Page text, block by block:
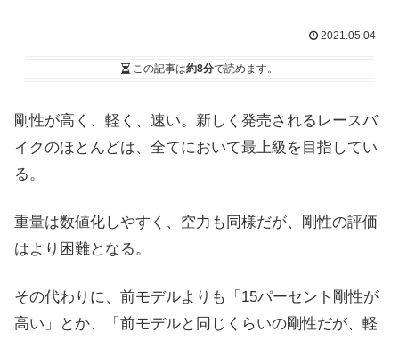
2021.05.04
この記事は約8分で読めます。
剛性が高く、軽く、速い。新しく発売されるレースバ
イクのほとんどは、全てにおいて最上級を目指してい
る。
重量は数値化しやすく、空力も同様だが、剛性の評価
はより困難となる。
その代わりに、前モデルよりも「15パーセント剛性が
高い」とか、「前モデルと同じくらいの剛性だが、軽